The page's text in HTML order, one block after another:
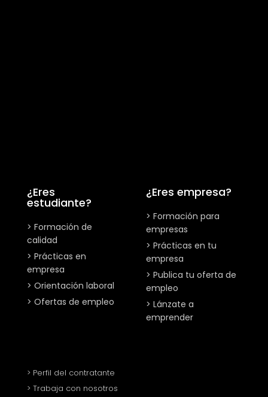
¿Eres
estudiante?
> Formación de
calidad
> Prácticas en
empresa
> Orientación laboral
> Ofertas de empleo
¿Eres empresa?
> Formación para
empresas
> Prácticas en tu
empresa
> Publica tu oferta de
empleo
> Lánzate a
emprender
> Perfil del contratante
> Trabaja con nosotros